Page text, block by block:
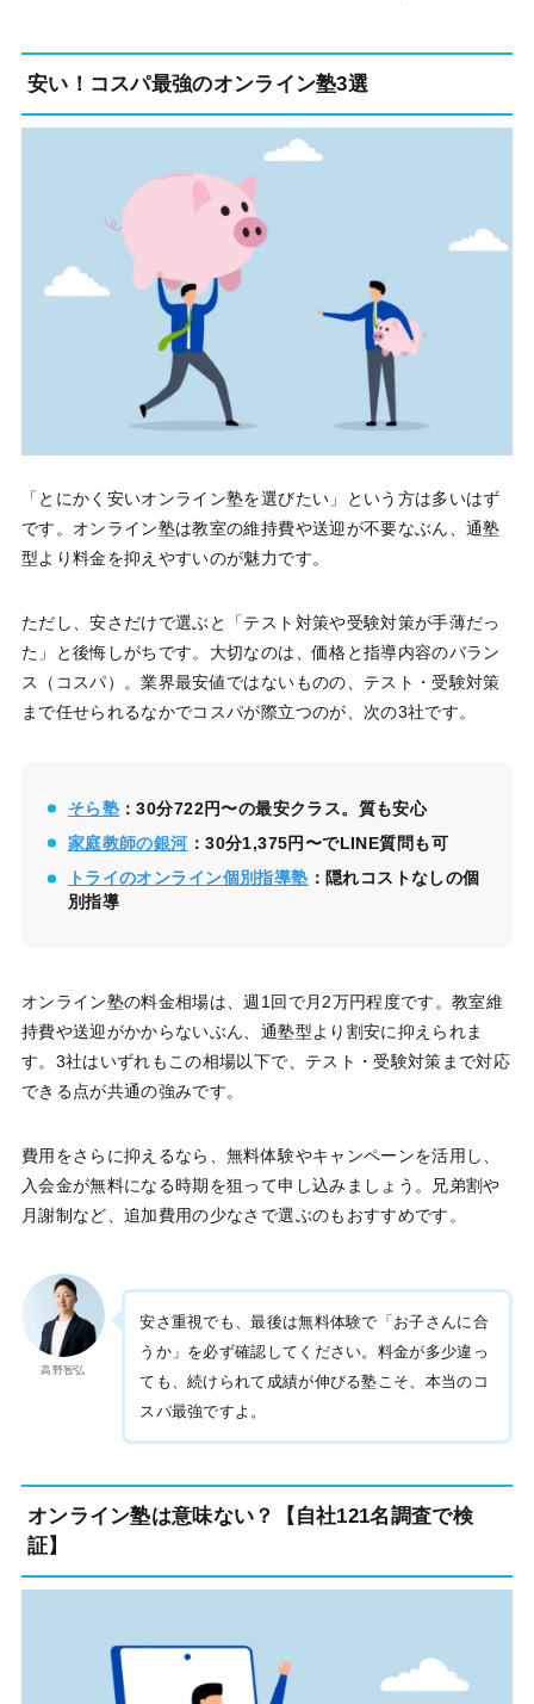
安い！コスパ最強のオンライン塾3選
「とにかく安いオンライン塾を選びたい」という方は多いはず
です。オンライン塾は教室の維持費や送迎が不要なぶん、通塾
型より料金を抑えやすいのが魅力です。
ただし、安さだけで選ぶと「テスト対策や受験対策が手薄だっ
た」と後悔しがちです。大切なのは、価格と指導内容のバラン
ス（コスパ）。業界最安値ではないものの、テスト・受験対策
まで任せられるなかでコスパが際立つのが、次の3社です。
そら塾 ：30分722円〜の最安クラス。質も安心
家庭教師の銀河 ：30分1,375円〜でLINE質問も可
トライのオンライン個別指導塾 ：隠れコストなしの個
別指導
オンライン塾の料金相場は、週1回で月2万円程度です。教室維
持費や送迎がかからないぶん、通塾型より割安に抑えられま
す。3社はいずれもこの相場以下で、テスト・受験対策まで対応
できる点が共通の強みです。
費用をさらに抑えるなら、無料体験やキャンペーンを活用し、
入会金が無料になる時期を狙って申し込みましょう。兄弟割や
月謝制など、追加費用の少なさで選ぶのもおすすめです。
高野智弘
安さ重視でも、最後は無料体験で「お子さんに合
うか」を必ず確認してください。料金が多少違っ
ても、続けられて成績が伸びる塾こそ、本当のコ
スパ最強ですよ。
オンライン塾は意味ない？【自社121名調査で検
証】